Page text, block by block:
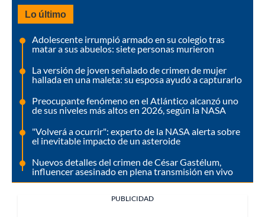
Lo último
Adolescente irrumpió armado en su colegio tras
matar a sus abuelos: siete personas murieron
La versión de joven señalado de crimen de mujer
hallada en una maleta: su esposa ayudó a capturarlo
Preocupante fenómeno en el Atlántico alcanzó uno
de sus niveles más altos en 2026, según la NASA
"Volverá a ocurrir": experto de la NASA alerta sobre
el inevitable impacto de un asteroide
Nuevos detalles del crimen de César Gastélum,
influencer asesinado en plena transmisión en vivo
PUBLICIDAD